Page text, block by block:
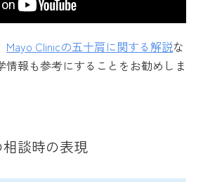
Mayo Clinicの五十肩に関する解説な
情報も参考にすることをお勧めしま
談時の表現